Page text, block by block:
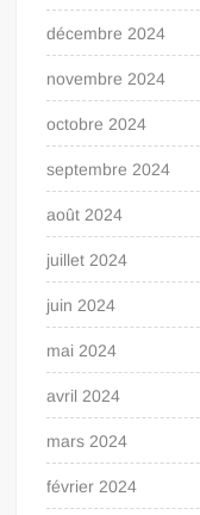
décembre 2024
novembre 2024
octobre 2024
septembre 2024
août 2024
juillet 2024
juin 2024
mai 2024
avril 2024
mars 2024
février 2024